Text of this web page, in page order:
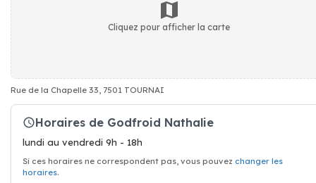
Cliquez pour afficher la carte
Rue de la Chapelle 33, 7501 TOURNAI
Horaires de Godfroid Nathalie
lundi au vendredi 9h - 18h
Si ces horaires ne correspondent pas, vous pouvez changer les
horaires.